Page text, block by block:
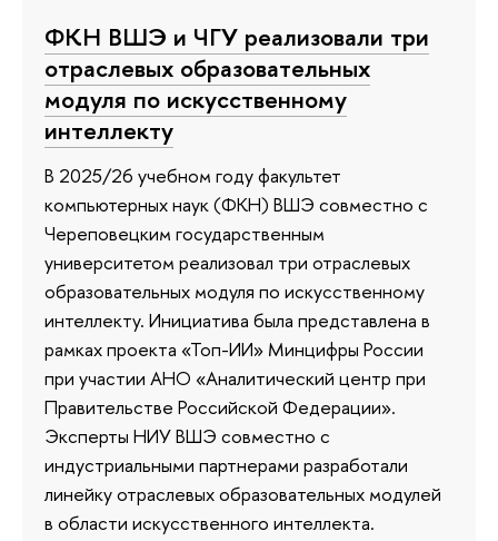
ФКН ВШЭ и ЧГУ реализовали три
отраслевых образовательных
модуля по искусственному
интеллекту
В 2025/26 учебном году факультет
компьютерных наук (ФКН) ВШЭ совместно с
Череповецким государственным
университетом реализовал три отраслевых
образовательных модуля по искусственному
интеллекту. Инициатива была представлена в
рамках проекта «Топ-ИИ» Минцифры России
при участии АНО «Аналитический центр при
Правительстве Российской Федерации».
Эксперты НИУ ВШЭ совместно с
индустриальными партнерами разработали
линейку отраслевых образовательных модулей
в области искусственного интеллекта.